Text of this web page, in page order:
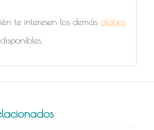
te interesen los demás globos